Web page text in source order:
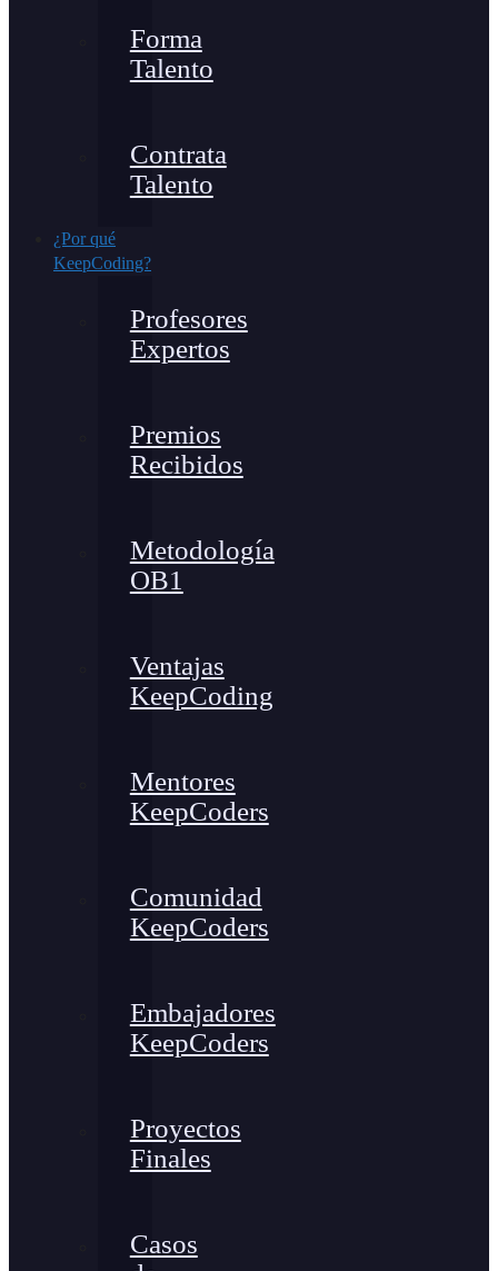
Forma
Talento
Contrata
Talento
¿Por qué
KeepCoding?
Profesores
Expertos
Premios
Recibidos
Metodología
OB1
Ventajas
KeepCoding
Mentores
KeepCoders
Comunidad
KeepCoders
Embajadores
KeepCoders
Proyectos
Finales
Casos